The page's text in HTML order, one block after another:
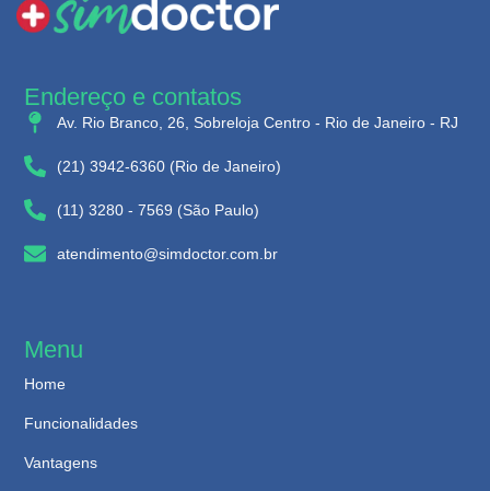
Endereço e contatos
Av. Rio Branco, 26, Sobreloja Centro - Rio de Janeiro - RJ
(21) 3942-6360 (Rio de Janeiro)
(11) 3280 - 7569 (São Paulo)
atendimento@simdoctor.com.br
Menu
Home
Funcionalidades
Vantagens